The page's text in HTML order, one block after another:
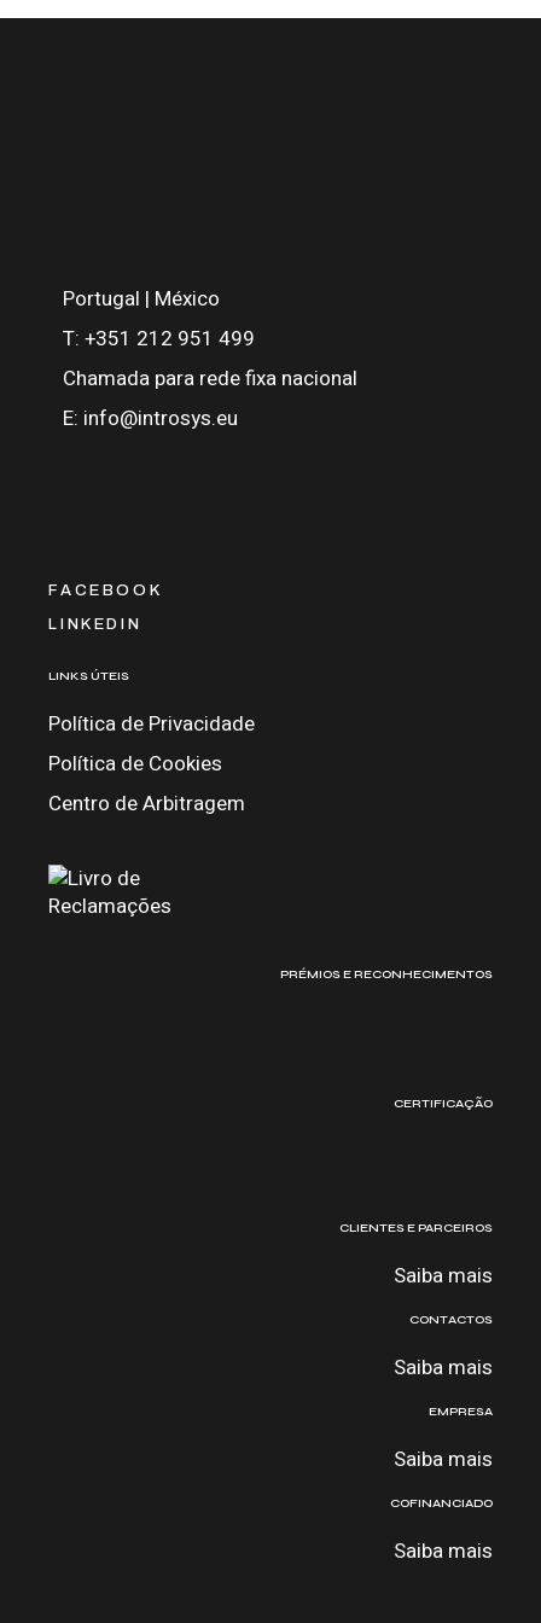
Portugal | México
T:+351 212 951 499
Chamada para rede fixa nacional
E: info@introsys.eu
FACEBOOK
LINKEDIN
LINKS ÚTEIS
Política de Privacidade
Política de Cookies
Centro de Arbitragem
PRÉMIOS E RECONHECIMENTOS
CERTIFICAÇÃO
CLIENTES E PARCEIROS
Saiba mais
CONTACTOS
Saiba mais
EMPRESA
Saiba mais
COFINANCIADO
Saiba mais